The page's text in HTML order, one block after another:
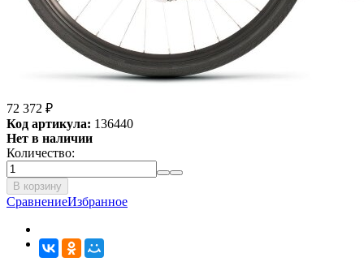
72 372 ₽
Код артикула: 136440
Нет в наличии
Количество:
В корзину
СравнениеИзбранное